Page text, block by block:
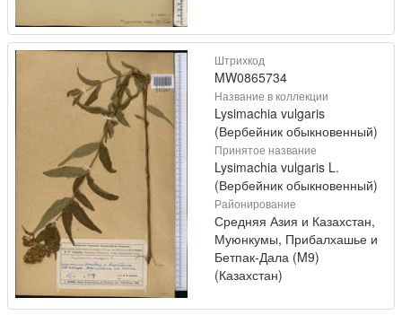
Штрихкод
MW0865734
Название в коллекции
Lysimachia vulgaris
(Вербейник обыкновенный)
Принятое название
Lysimachia vulgaris L.
(Вербейник обыкновенный)
Районирование
Средняя Азия и Казахстан,
Муюнкумы, Прибалхашье и
Бетпак-Дала (M9)
(Казахстан)